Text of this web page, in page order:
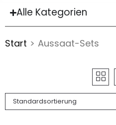
Alle Kategorien
Start > Aussaat-Sets
Standardsortierung